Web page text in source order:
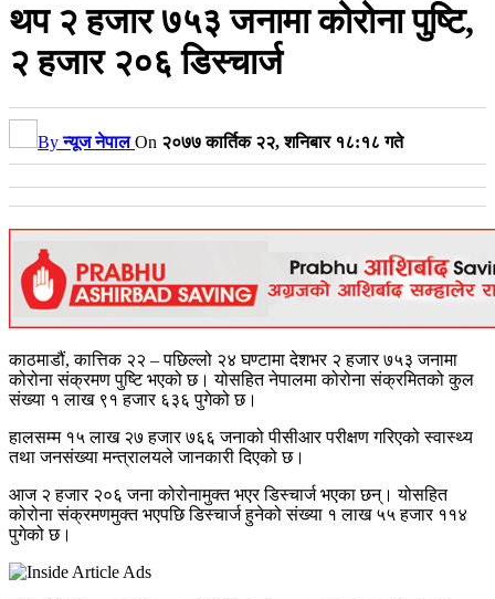
थप २ हजार ७५३ जनामा कोरोना पुष्टि,
२ हजार २०६ डिस्चार्ज
Byन्यूज नेपाल On २०७७ कार्तिक २२, शनिबार १८:१८ गते
काठमाडौं, कात्तिक २२ – पछिल्लो २४ घण्टामा देशभर २ हजार ७५३ जनामा
कोरोना संक्रमण पुष्टि भएको छ। योसहित नेपालमा कोरोना संक्रमितको कुल
संख्या १ लाख ९१ हजार ६३६ पुगेको छ।
हालसम्म १५ लाख २७ हजार ७६६ जनाको पीसीआर परीक्षण गरिएको स्वास्थ्य
तथा जनसंख्या मन्त्रालयले जानकारी दिएको छ।
आज २ हजार २०६ जना कोरोनामुक्त भएर डिस्चार्ज भएका छन्। योसहित
कोरोना संक्रमणमुक्त भएपछि डिस्चार्ज हुनेको संख्या १ लाख ५५ हजार ११४
पुगेको छ।